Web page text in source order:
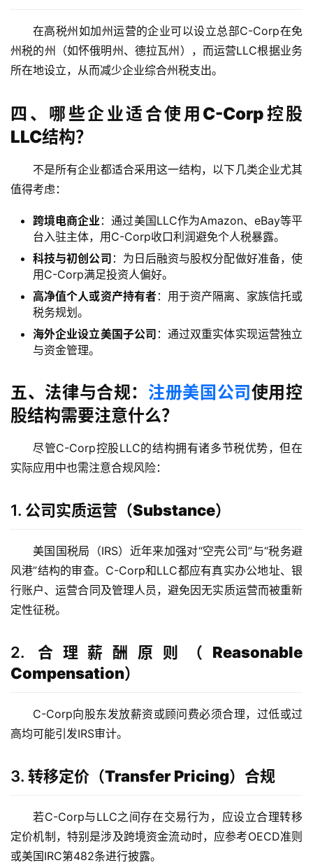
主
资
讯
外
司
外
银
行
开
全
球
方
融
牌
登录 注册
在高税州如加州运营的企业可以设立总部C-Corp在免
州税的州（如怀俄明州、德拉瓦州），而运营LLC根据业务
所在地设立，从而减少企业综合州税支出。
四、哪些企业适合使用C-Corp控股
LLC结构？
不是所有企业都适合采用这一结构，以下几类企业尤其
值得考虑：
跨境电商企业 ：通过美国LLC作为Amazon、eBay等平
台入驻主体，用C-Corp收口利润避免个人税暴露。
科技与初创公司 ：为日后融资与股权分配做好准备，使
用C-Corp满足投资人偏好。
高净值个人或资产持有者：用于资产隔离、家族信托或
税务规划。
海外企业设立美国子公司 ：通过双重实体实现运营独立
与资金管理。
五、法律与合规： 注册美国公司 使用控
股结构需要注意什么？
尽管C-Corp控股LLC的结构拥有诸多节税优势，但在
实际应用中也需注意合规风险：
1. 公司实质运营（Substance）
美国国税局（IRS）近年来加强对“空壳公司”与“税务避
风港”结构的审查。C-Corp和LLC都应有真实办公地址、银
行账户、运营合同及管理人员，避免因无实质运营而被重新
定性征税。
2. 合理薪酬原则（Reasonable
Compensation）
C-Corp向股东发放薪资或顾问费必须合理，过低或过
高均可能引发IRS审计。
3. 转移定价（Transfer Pricing）合规
若C-Corp与LLC之间存在交易行为，应设立合理转移
定价机制，特别是涉及跨境资金流动时，应参考OECD准则
或美国IRC第482条进行披露。